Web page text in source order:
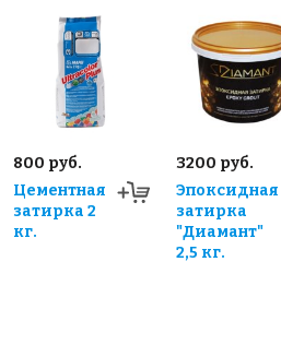
800 руб.
Цементная
затирка 2
кг.
3200 руб.
Эпоксидная
затирка
"Диамант"
2,5 кг.